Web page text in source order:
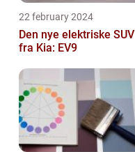
22 february 2024
Den nye elektriske SUV
fra Kia: EV9